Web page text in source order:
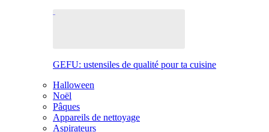
GEFU: ustensiles de qualité pour ta cuisine
Halloween
Noël
Pâques
Appareils de nettoyage
Aspirateurs